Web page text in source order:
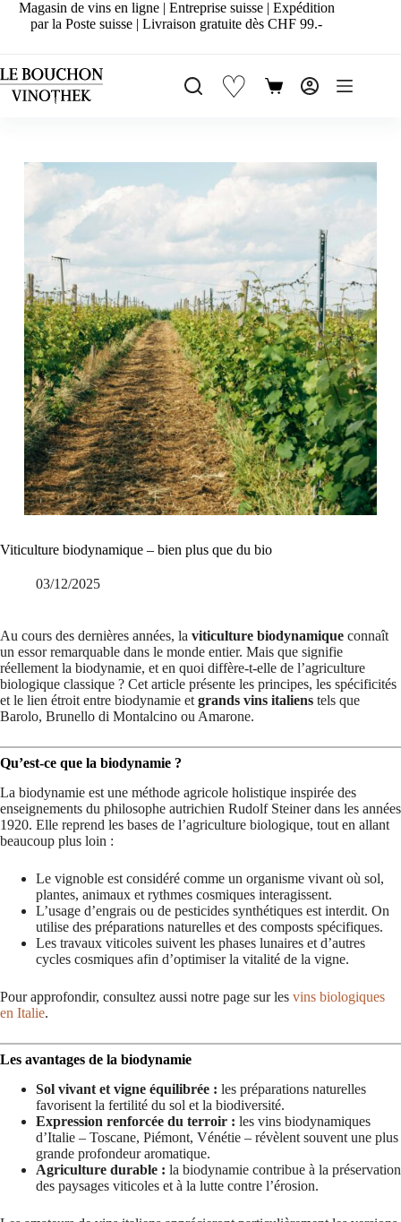
PasserMagasin de vins en ligne | Entreprise suisse | Expédition
par la Poste suisse | Livraison gratuite dès CHF 99.-
♡
Panier
Viticulture biodynamique – bien plus que du bio
03/12/2025
Au cours des dernières années, la viticulture biodynamique connaît
un essor remarquable dans le monde entier. Mais que signifie
réellement la biodynamie, et en quoi diffère-t-elle de l’agriculture
biologique classique ? Cet article présente les principes, les spécificités
et le lien étroit entre biodynamie et grands vins italiens tels que
Barolo, Brunello di Montalcino ou Amarone.
Qu’est-ce que la biodynamie ?
La biodynamie est une méthode agricole holistique inspirée des
enseignements du philosophe autrichien Rudolf Steiner dans les années
1920. Elle reprend les bases de l’agriculture biologique, tout en allant
beaucoup plus loin :
Le vignoble est considéré comme un organisme vivant où sol,
plantes, animaux et rythmes cosmiques interagissent.
L’usage d’engrais ou de pesticides synthétiques est interdit. On
utilise des préparations naturelles et des composts spécifiques.
Les travaux viticoles suivent les phases lunaires et d’autres
cycles cosmiques afin d’optimiser la vitalité de la vigne.
Pour approfondir, consultez aussi notre page sur les vins biologiques
en Italie.
Les avantages de la biodynamie
Sol vivant et vigne équilibrée : les préparations naturelles
favorisent la fertilité du sol et la biodiversité.
Expression renforcée du terroir : les vins biodynamiques
d’Italie – Toscane, Piémont, Vénétie – révèlent souvent une plus
grande profondeur aromatique.
Agriculture durable : la biodynamie contribue à la préservation
des paysages viticoles et à la lutte contre l’érosion.